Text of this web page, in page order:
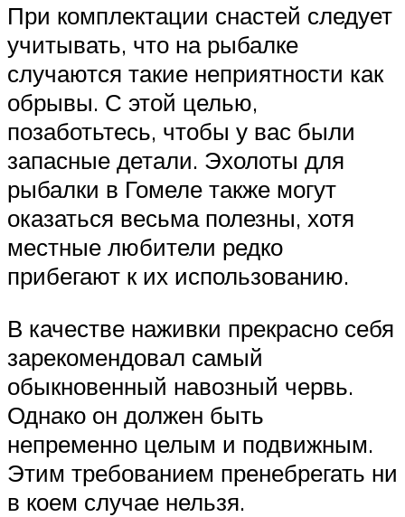
При комплектации снастей следует
учитывать, что на рыбалке
случаются такие неприятности как
обрывы. С этой целью,
позаботьтесь, чтобы у вас были
запасные детали. Эхолоты для
рыбалки в Гомеле также могут
оказаться весьма полезны, хотя
местные любители редко
прибегают к их использованию.
В качестве наживки прекрасно себя
зарекомендовал самый
обыкновенный навозный червь.
Однако он должен быть
непременно целым и подвижным.
Этим требованием пренебрегать ни
в коем случае нельзя.